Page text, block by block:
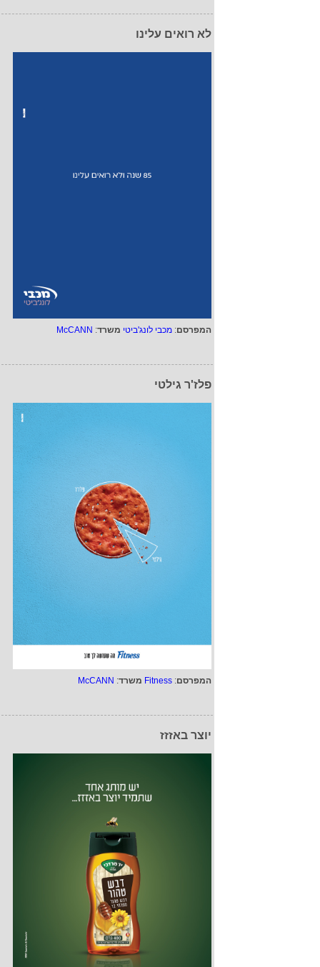
לא רואים עלינו
המפרסם: מכבי לונג'ביטי משרד:
McCANN
פלז'ר גילטי
המפרסם:
Fitness משרד:
McCANN
יוצר באזזז